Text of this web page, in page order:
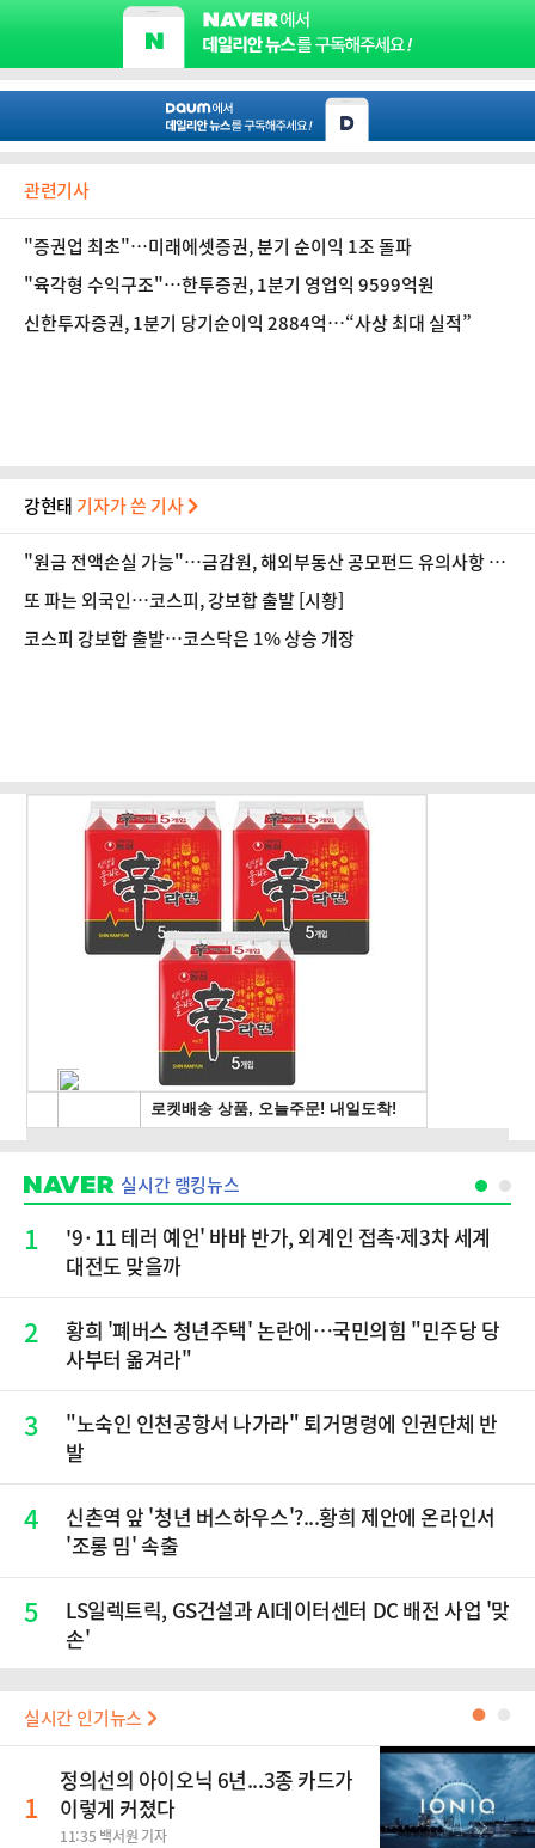
관련기사
"증권업 최초"…미래에셋증권, 분기 순이익 1조 돌파
"육각형 수익구조"…한투증권, 1분기 영업익 9599억원
신한투자증권, 1분기 당기순이익 2884억…“사상 최대 실적”
강현태 기자가 쓴 기사
"원금 전액손실 가능"…금감원, 해외부동산 공모펀드 유의사항 안
내
또 파는 외국인…코스피, 강보합 출발 [시황]
코스피 강보합 출발…코스닥은 1% 상승 개장
실시간 랭킹뉴스
1
'9·11 테러 예언' 바바 반가, 외계인 접촉·제3차 세계
대전도 맞을까
2
황희 '폐버스 청년주택' 논란에…국민의힘 "민주당 당
사부터 옮겨라"
3
"노숙인 인천공항서 나가라" 퇴거명령에 인권단체 반
발
4
신촌역 앞 '청년 버스하우스'?...황희 제안에 온라인서
'조롱 밈' 속출
5
LS일렉트릭, GS건설과 AI데이터센터 DC 배전 사업 '맞
손'
실시간 인기뉴스 ●
1
정의선의 아이오닉 6년...3종 카드가
이렇게 커졌다
11:35 백서원 기자